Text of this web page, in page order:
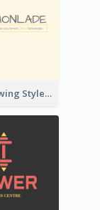
Hand-drawing Style Fruit Logo